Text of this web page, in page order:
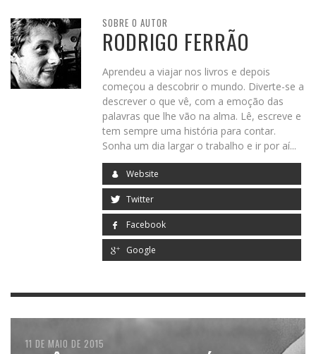
SOBRE O AUTOR
RODRIGO FERRÃO
Aprendeu a viajar nos livros e depois
começou a descobrir o mundo. Diverte-se a
descrever o que vê, com a emoção das
palavras que lhe vão na alma. Lê, escreve e
tem sempre uma história para contar.
Sonha um dia largar o trabalho e ir por aí...
Website
Twitter
Facebook
Google
25 DE SETEMBRO DE 2015
11 DE MAIO DE 2015
21 DE OUTUBRO DE 2014
25 DE SETEMBRO DE 2014
16 DE JULHO DE 2014